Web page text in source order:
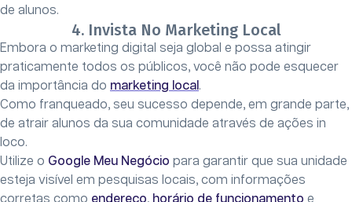
de alunos.
4. Invista No Marketing Local
Embora o marketing digital seja global e possa atingir
praticamente todos os públicos, você não pode esquecer
da importância do marketing local .
Como franqueado, seu sucesso depende, em grande parte,
de atrair alunos da sua comunidade através de ações in
loco.
Utilize o Google Meu Negócio para garantir que sua unidade
esteja visível em pesquisas locais, com informações
corretas como endereço, horário de funcionamento e